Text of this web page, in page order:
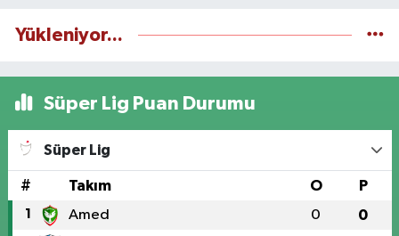
Yükleniyor...
Süper Lig Puan Durumu
Süper Lig
# Takım O P
1 Amed 0 0